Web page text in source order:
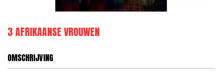
3 AFRIKAANSE VROUWEN
OMSCHRIJVING